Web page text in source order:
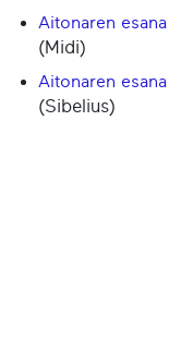
Aitonaren esana
(Midi)
Aitonaren esana
(Sibelius)